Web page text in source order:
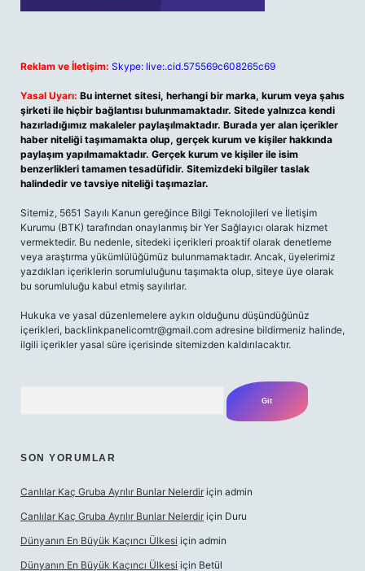
Reklam ve İletişim: Skype: live:.cid.575569c608265c69
Yasal Uyarı: Bu internet sitesi, herhangi bir marka, kurum veya şahıs
şirketi ile hiçbir bağlantısı bulunmamaktadır. Sitede yalnızca kendi
hazırladığımız makaleler paylaşılmaktadır. Burada yer alan içerikler
haber niteliği taşımamakta olup, gerçek kurum ve kişiler hakkında
paylaşım yapılmamaktadır. Gerçek kurum ve kişiler ile isim
benzerlikleri tamamen tesadüfidir. Sitemizdeki bilgiler taslak
halindedir ve tavsiye niteliği taşımazlar.
Sitemiz, 5651 Sayılı Kanun gereğince Bilgi Teknolojileri ve İletişim
Kurumu (BTK) tarafından onaylanmış bir Yer Sağlayıcı olarak hizmet
vermektedir. Bu nedenle, sitedeki içerikleri proaktif olarak denetleme
veya araştırma yükümlülüğümüz bulunmamaktadır. Ancak, üyelerimiz
yazdıkları içeriklerin sorumluluğunu taşımakta olup, siteye üye olarak
bu sorumluluğu kabul etmiş sayılırlar.
Hukuka ve yasal düzenlemelere aykırı olduğunu düşündüğünüz
içerikleri, backlinkpanelicomtr@gmail.com adresine bildirmeniz halinde,
ilgili içerikler yasal süre içerisinde sitemizden kaldırılacaktır.
SON YORUMLAR
Canlılar Kaç Gruba Ayrılır Bunlar Nelerdir için admin
Canlılar Kaç Gruba Ayrılır Bunlar Nelerdir için Duru
Dünyanın En Büyük Kaçıncı Ülkesi için admin
Dünyanın En Büyük Kaçıncı Ülkesi için Betül